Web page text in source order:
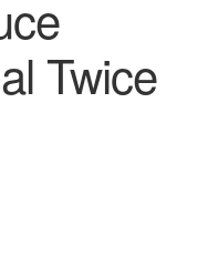
Twice